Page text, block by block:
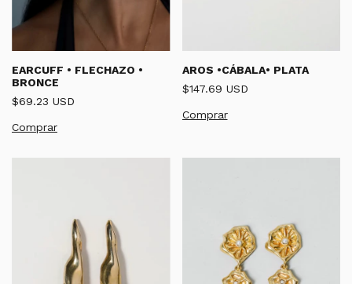
EARCUFF • FLECHAZO •
BRONCE
$69.23 USD
AROS •CÁBALA• PLATA
$147.69 USD